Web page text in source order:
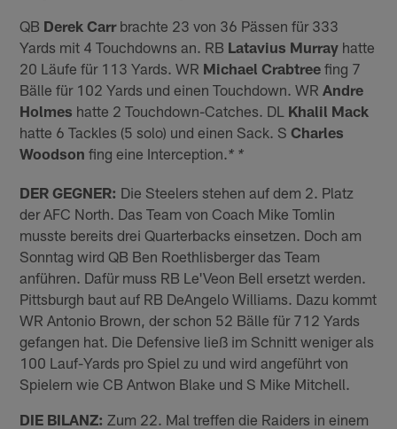
QB Derek Carrbrachte 23 von 36 Pässen für 333
Yards mit 4 Touchdowns an. RB Latavius Murray hatte
20 Läufe für 113 Yards. WR Michael Crabtree fing 7
Bälle für 102 Yards und einen Touchdown. WR Andre
Holmes hatte 2 Touchdown-Catches. DL Khalil Mack
hatte 6 Tackles (5 solo) und einen Sack. SCharles
Woodson fing eine Interception. * *
DER GEGNER: Die Steelers stehen auf dem 2. Platz
der AFC North. Das Team von Coach Mike Tomlin
musste bereits drei Quarterbacks einsetzen. Doch am
Sonntag wird QB Ben Roethlisberger das Team
anführen. Dafür muss RB Le'Veon Bell ersetzt werden.
Pittsburgh baut auf RB DeAngelo Williams. Dazu kommt
WR Antonio Brown, der schon 52 Bälle für 712 Yards
gefangen hat. Die Defensive ließ im Schnitt weniger als
100 Lauf-Yards pro Spiel zu und wird angeführt von
Spielern wie CB Antwon Blake und S Mike Mitchell.
DIE BILANZ: Zum 22. Mal treffen die Raiders in einem